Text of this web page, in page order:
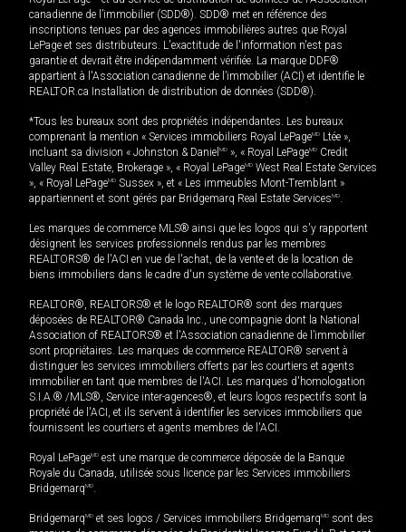
canadienne de l’immobilier (SDD®). SDD® met en référence des
inscriptions tenues par des agences immobilières autres que Royal
LePage et ses distributeurs. L'exactitude de l'information n'est pas
garantie et devrait être indépendamment vérifiée. La marque DDF®
appartient à l'Association canadienne de l’immobilier (ACI) et identifie le
REALTOR.ca Installation de distribution de données (SDD®).
*Tous les bureaux sont des propriétés indépendantes. Les bureaux
comprenant la mention « Services immobiliers Royal LePageMD Ltée »,
incluant sa division « Johnston & Daniel MD », « Royal LePageMD Credit
Valley Real Estate, Brokerage », « Royal LePageMD West Real Estate Services
», « Royal LePageMD Sussex », et « Les immeubles Mont-Tremblant »
appartiennent et sont gérés par Bridgemarq Real Estate ServicesMD.
Les marques de commerce MLS® ainsi que les logos qui s'y rapportent
désignent les services professionnels rendus par les membres
REALTORS® de l'ACI en vue de l'achat, de la vente et de la location de
biens immobiliers dans le cadre d'un système de vente collaborative.
REALTOR®, REALTORS® et le logo REALTOR® sont des marques
déposées de REALTOR® Canada Inc., une compagnie dont la National
Association of REALTORS® et l'Association canadienne de l’immobilier
sont propriétaires. Les marques de commerce REALTOR® servent à
distinguer les services immobiliers offerts par les courtiers et agents
immobilier en tant que membres de l'ACI. Les marques d'homologation
S.I.A.® /MLS®, Service inter-agences®, et leurs logos respectifs sont la
propriété de l'ACI, et ils servent à identifier les services immobiliers que
fournissent les courtiers et agents membres de l'ACI.
Royal LePageMD est une marque de commerce déposée de la Banque
Royale du Canada, utilisée sous licence par les Services immobiliers
BridgemarqMD.
BridgemarqMD et ses logos / Services immobiliers BridgemarqMD sont des